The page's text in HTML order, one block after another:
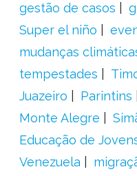
gestão de casos
Super el niño
mudanças
tempestades
Juazeiro
Parintins
Monte Alegre
Educação de
Venezuela